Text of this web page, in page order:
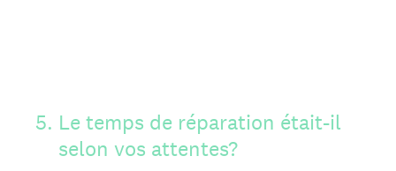
5. Le temps de réparation était-il
selon vos attentes?